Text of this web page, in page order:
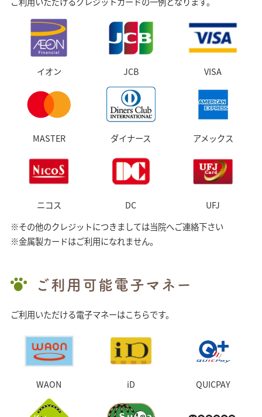
イオン JCB VISA
MASTER ダイナース アメックス
ニコス DC
UFJ
※その他のクレジットにつきましては当院へご連絡下さい
※金属製カードはご利用になれません。
ご利用可能電子マネー
ご利用いただける電子マネーはこちらです。
WAON iD QUICPAY